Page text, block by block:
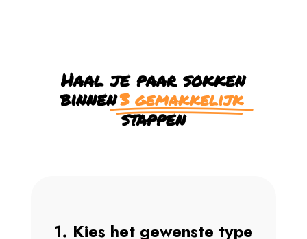
Haal je paar sokken
binnen3 gemakkelijk
stappen
1. Kies het gewenste type